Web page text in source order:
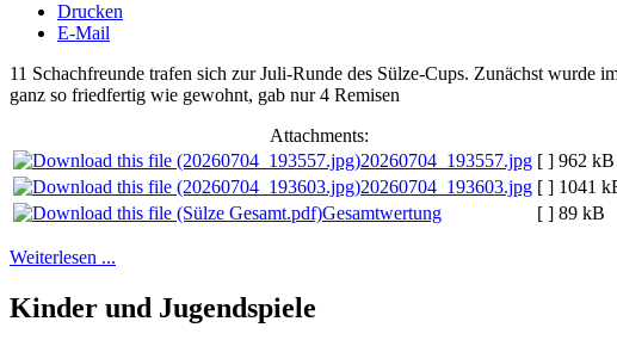
Drucken
E-Mail
11 Schachfreunde trafen sich zur Juli-Runde des Sülze-Cups. Zunächst wurde
ganz so friedfertig wie gewohnt, gab nur 4 Remisen
Attachments:
20260704_193557.jpg [ ] 962 kB
20260704_193603.jpg [ ] 1041
Gesamtwertung
[ ] 89 kB
Weiterlesen ...
Kinder und Jugendspiele